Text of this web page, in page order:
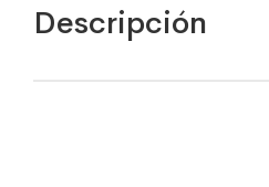
Descripción